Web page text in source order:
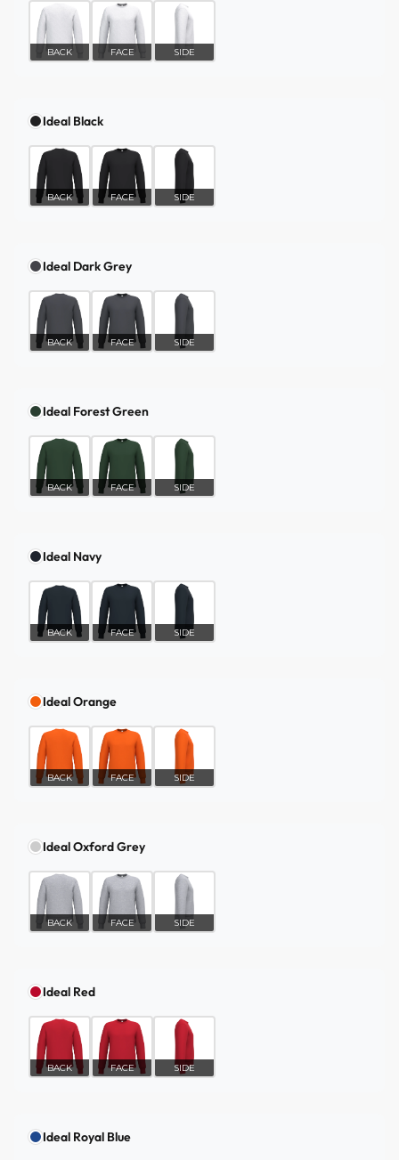
BACK FACE SIDE
Ideal Black
BACK FACE SIDE
Ideal Dark Grey
BACK FACE SIDE
Ideal Forest Green
BACK FACE SIDE
Ideal Navy
BACK FACE SIDE
Ideal Orange
BACK FACE SIDE
Ideal Oxford Grey
BACK FACE SIDE
Ideal Red
BACK FACE SIDE
Ideal Royal Blue